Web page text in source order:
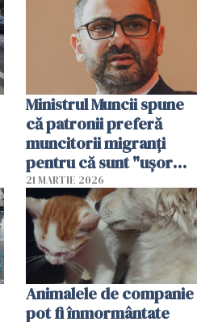
Ministrul Muncii spune
că patronii preferă
muncitorii migranți
pentru că sunt "uşor
dispensabili"
21 MARTIE 2026
Animalele de companie
pot fi înmormântate